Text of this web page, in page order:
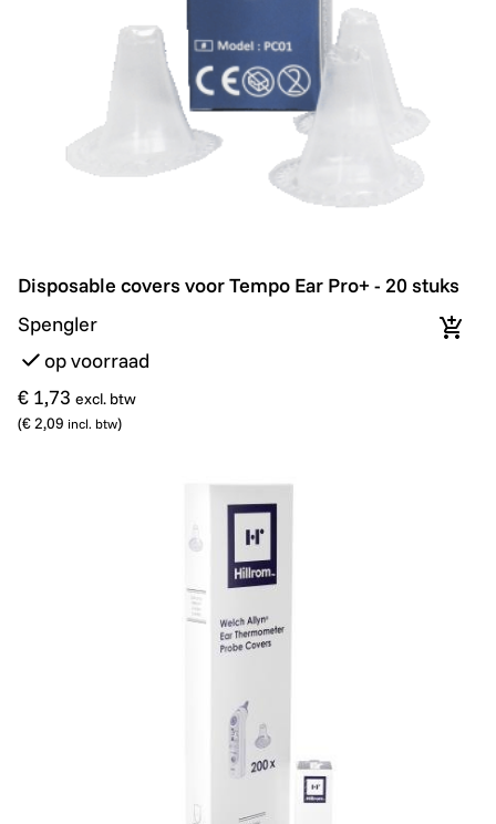
Disposable covers voor Tempo Ear Pro+ - 20 stuks
Disposable covers voor Tempo Ear Pro+ - 20 stuks
Spengler
op voorraad
€ 1,73 excl. btw
(€ 2,09 incl. btw)
In